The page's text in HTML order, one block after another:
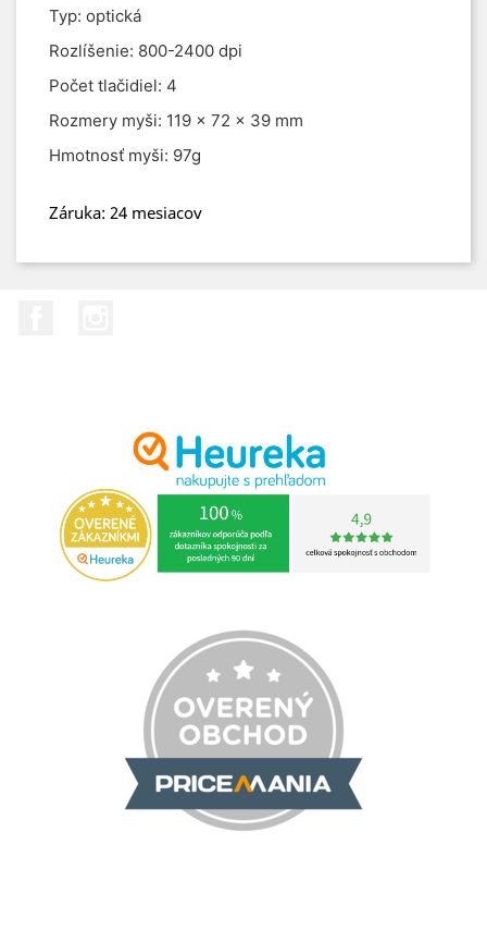
Typ: optická
Rozlíšenie: 800-2400 dpi
Počet tlačidiel: 4
Rozmery myši: 119 x 72 x 39 mm
Hmotnosť myši: 97g
Záruka: 24 mesiacov